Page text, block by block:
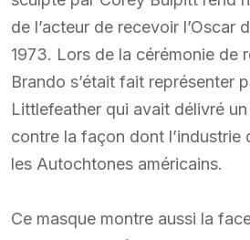
de l’acteur de recevoir l’Oscar
1973. Lors de la cérémonie de
Brando s’était fait représenter
Littlefeather qui avait délivré
contre la façon dont l’industrie
les Autochtones américains.
Ce masque montre aussi la